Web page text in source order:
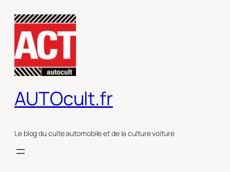
contenu
AUTOcult.fr
Le blog du culte automobile et de la culture voiture